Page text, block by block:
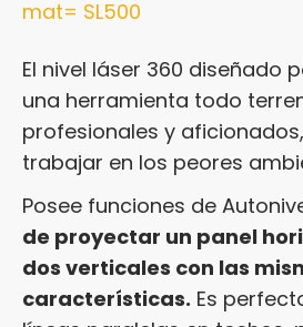
El nivel láser 360 diseñado
una herramienta todo
profesionales y
trabajar en los peores
Posee funciones de
de proyectar un panel
dos verticales con las
características. Es